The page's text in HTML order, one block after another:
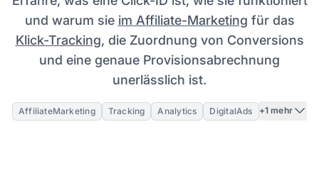
und warum sie im Affiliate-Marketing für das
Klick-Tracking, die Zuordnung von Conversions
und eine genaue Provisionsabrechnung
unerlässlich ist.
AffiliateMarketing Tracking Analytics DigitalAds +1 mehr